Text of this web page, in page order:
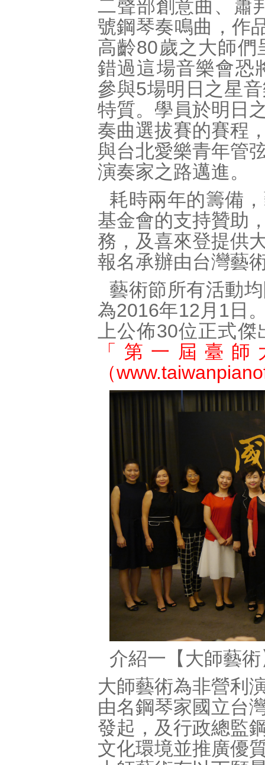
二聲部創意曲、蕭
號鋼琴奏鳴曲，作
高齡80歲之大師們
錯過這場音樂會恐
參與5場明日之星
特質。學員於明日
奏曲選拔賽的賽程
與台北愛樂青年管
演奏家之路邁進。
耗時兩年的籌備
基金會的支持贊助
務，及喜來登提供
報名承辦由台灣藝
藝術節所有活動
為2016年12月1日
上公佈30位正式
「第一屆臺
（
介紹一【大師藝
大師藝術為非營利
由名鋼琴家國立台
發起，及行政總監
文化環境並推廣優